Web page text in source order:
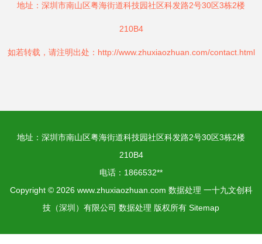
地址：深圳市南山区粤海街道科技园社区科发路2号30区3栋2楼
210B4
如若转载，请注明出处：http://www.zhuxiaozhuan.com/contact.html
地址：深圳市南山区粤海街道科技园社区科发路2号30区3栋2楼
210B4
电话：1866532**
Copyright © 2026 www.zhuxiaozhuan.com 数据处理 一十九文创科
技（深圳）有限公司 数据处理 版权所有 Sitemap